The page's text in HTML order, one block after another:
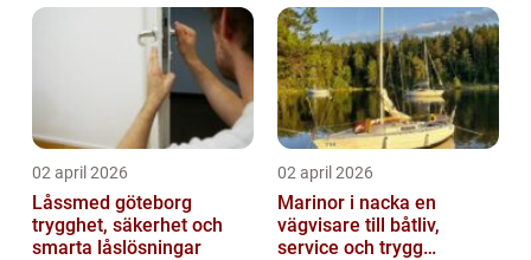
02 april 2026
Låssmed göteborg
trygghet, säkerhet och
smarta låslösningar
02 april 2026
Marinor i nacka en
vägvisare till båtliv,
service och trygg